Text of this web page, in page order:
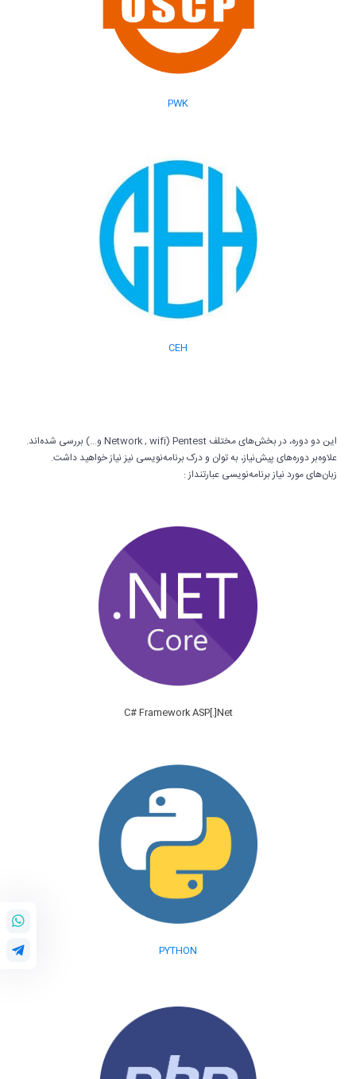
PWK
CEH
این دو دوره، در بخش‌های مختلف Pentest (Network , wifi و...) بررسی شده‌اند.
علاوه‌بر دوره‌های پیش‌نیاز، به توان و درک برنامه‌نویسی نیز نیاز خواهید داشت.
زبان‌های مورد نیاز برنامه‌نویسی عبارتنداز :
C# Framework ASP[.]Net
PYTHON